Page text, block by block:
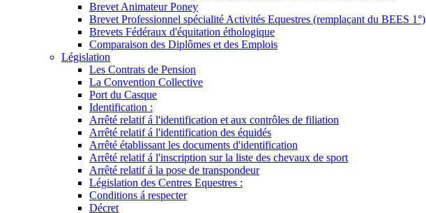
Brevet Animateur Poney
Brevet Professionnel spécialité Activités Equestres (remplaçant du BEES 1°)
Brevets Fédéraux d'équitation éthologique
Comparaison des Diplômes et des Emplois
Législation
Les Contrats de Pension
La Convention Collective
Port du Casque
Identification :
Arrêté relatif á l'identification et aux contrôles de filiation
Arrêté relatif á l'identification des équidés
Arrêté établissant les documents d'identification
Arrêté relatif á l'inscription sur la liste des chevaux de sport
Arrêté relatif á la pose de transpondeur
Législation des Centres Equestres :
Conditions á respecter
Décret